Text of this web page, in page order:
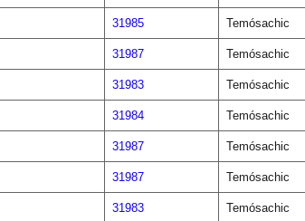
31985 Temósachic
31987 Temósachic
31983 Temósachic
31984 Temósachic
31987 Temósachic
31987 Temósachic
31983 Temósachic